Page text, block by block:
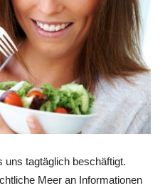
uns tagtäglich beschäftigt.
Meer an Informationen